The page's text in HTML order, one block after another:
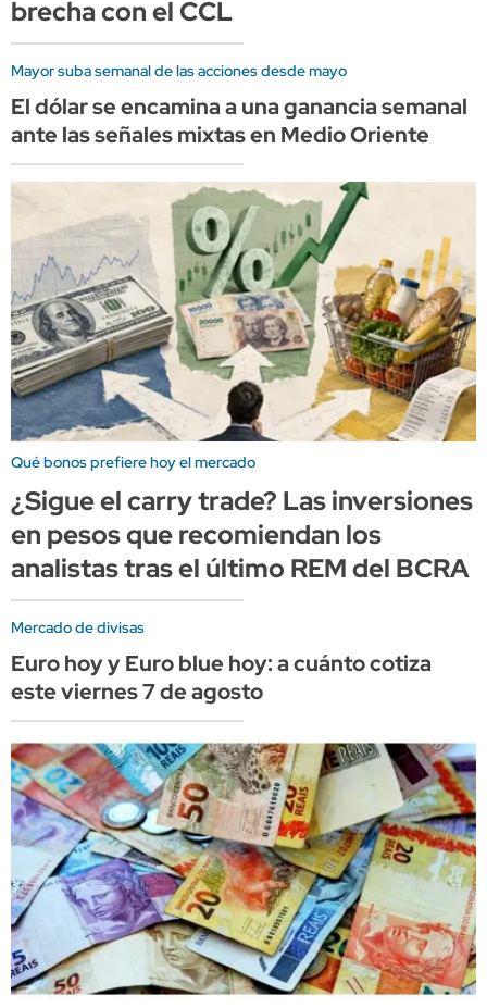
brecha con el CCL
Mayor suba semanal de las acciones desde mayo
El dólar se encamina a una ganancia semanal
ante las señales mixtas en Medio Oriente
Qué bonos prefiere hoy el mercado
¿Sigue el carry trade? Las inversiones
en pesos que recomiendan los
analistas tras el último REM del BCRA
Mercado de divisas
Euro hoy y Euro blue hoy: a cuánto cotiza
este viernes 7 de agosto